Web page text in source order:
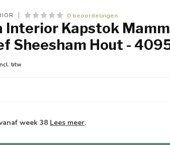
0 beoordelingen
Interior Kapstok
Sheesham Hout -
btw
week 38 Lees meer.